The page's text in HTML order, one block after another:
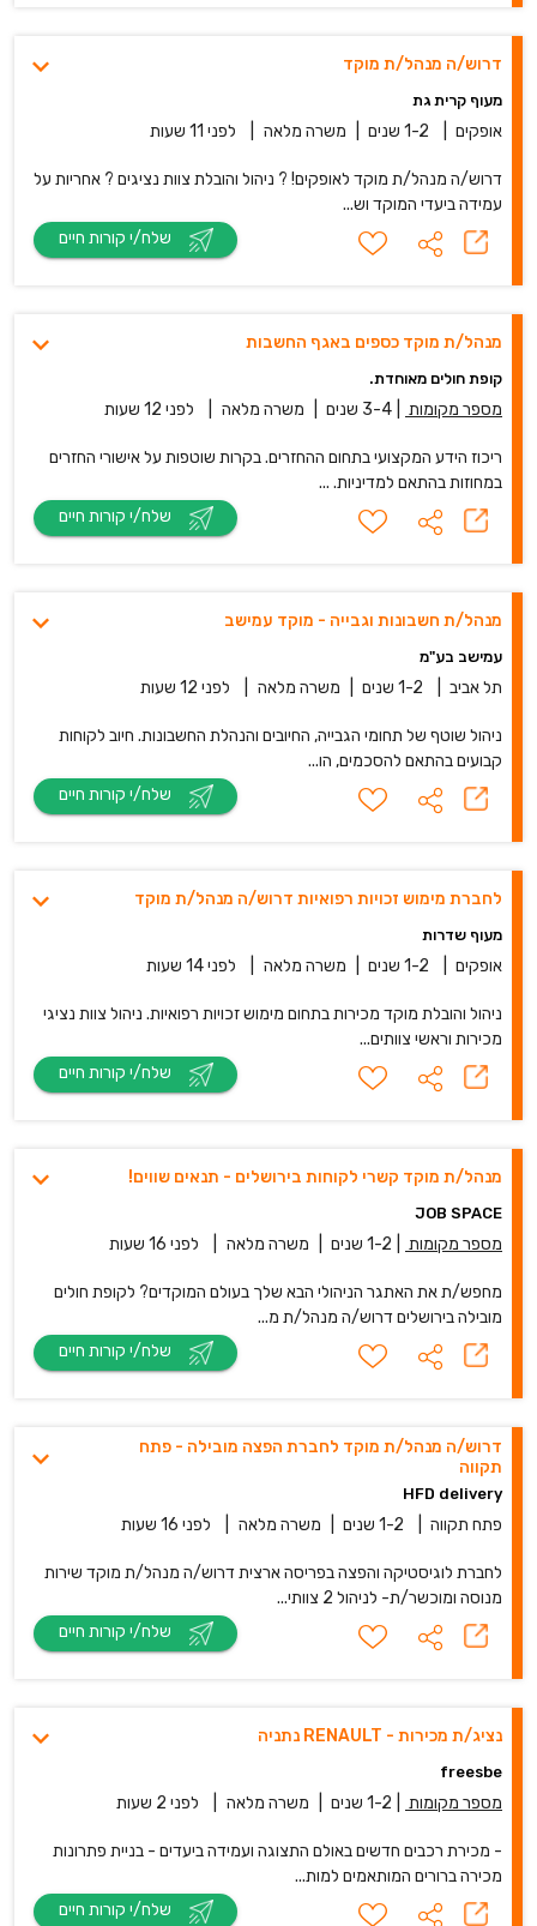
דרוש/ה מנהל/ת מוקד
מעוף קרית גת
אופקים 1-2 שנים משרה מלאה לפני 11 שעות
דרוש/ה מנהל/ת מוקד לאופקים! ? ניהול והובלת צוות נציגים ? אחריות על
עמידה ביעדי המוקד וש...
מנהל/ת מוקד כספים באגף החשבות
קופת חולים מאוחדת.
מספר מקומות 3-4 שנים משרה מלאה לפני 12 שעות
ריכוז הידע המקצועי בתחום ההחזרים. בקרות שוטפות על אישורי החזרים
במחוזות בהתאם למדיניות. ...
מנהל/ת חשבונות וגבייה - מוקד עמישב
עמישב בע"מ
תל אביב 1-2 שנים משרה מלאה לפני 12 שעות
ניהול שוטף של תחומי הגבייה, החיובים והנהלת החשבונות. חיוב לקוחות
קבועים בהתאם להסכמים, הו...
לחברת מימוש זכויות רפואיות דרוש/ה מנהל/ת מוקד
מעוף שדרות
אופקים 1-2 שנים משרה מלאה לפני 14 שעות
ניהול והובלת מוקד מכירות בתחום מימוש זכויות רפואיות. ניהול צוות נציגי
מכירות וראשי צוותים...
מנהל/ת מוקד קשרי לקוחות בירושלים - תנאים שווים!
JOB SPACE
מספר מקומות 1-2 שנים משרה מלאה לפני 16 שעות
מחפש/ת את האתגר הניהולי הבא שלך בעולם המוקדים? לקופת חולים
מובילה בירושלים דרוש/ה מנהל/ת מ...
דרוש/ה מנהל/ת מוקד לחברת הפצה מובילה - פתח
תקווה
HFD delivery
פתח תקווה 1-2 שנים משרה מלאה לפני 16 שעות
לחברת לוגיסטיקה והפצה בפריסה ארצית דרוש/ה מנהל/ת מוקד שירות
מנוסה ומוכשר/ת- לניהול 2 צוותי...
נציג/ת מכירות - RENAULT נתניה
freesbe
מספר מקומות 1-2 שנים משרה מלאה לפני 2 שעות
- מכירת רכבים חדשים באולם התצוגה ועמידה ביעדים - בניית פתרונות
מכירה ברורים המותאמים למות...